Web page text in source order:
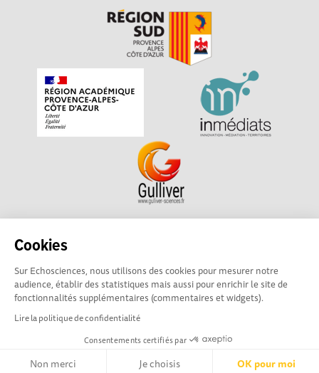
Cookies
Sur Echosciences, nous utilisons des cookies pour mesurer notre
audience, établir des statistiques mais aussi pour enrichir le site de
fonctionnalités supplémentaires (commentaires et widgets).
Lire la politique de confidentialité
Consentements certifiés par
Non merci Je choisis OK pour moi
Echosciences Sud Provence-Alpes-Côte d'Azur est à
académique pour la Recherche et l'Innovation Provence-
Alpes-Côte d'Azur. La plateforme est mise en oeuvre pour
vous parGulliver
Mentions légales|Politique de confidentialité
Ligne éditoriale